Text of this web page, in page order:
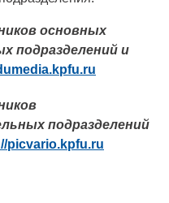
основных
подразделений и
подразделений
picvario.kpfu.ru